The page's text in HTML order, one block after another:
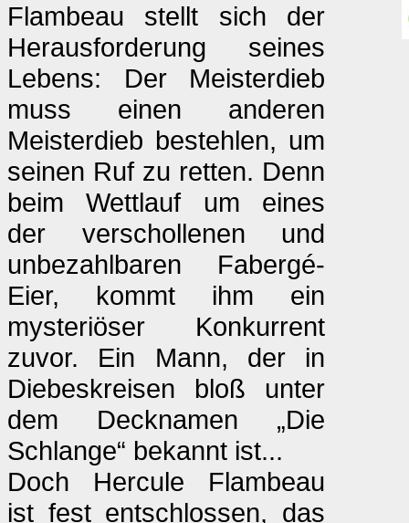
Flambeau stellt sich der
Herausforderung seines
Lebens: Der Meisterdieb
muss einen anderen
Meisterdieb bestehlen, um
seinen Ruf zu retten. Denn
beim Wettlauf um eines
der verschollenen und
unbezahlbaren Fabergé-
Eier, kommt ihm ein
mysteriöser Konkurrent
zuvor. Ein Mann, der in
Diebeskreisen bloß unter
dem Decknamen „Die
Schlange“ bekannt ist...
Doch Hercule Flambeau
ist fest entschlossen, das